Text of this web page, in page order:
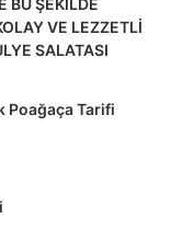
VE LEZZETLİ
SALATASI
Poağaça Tarifi